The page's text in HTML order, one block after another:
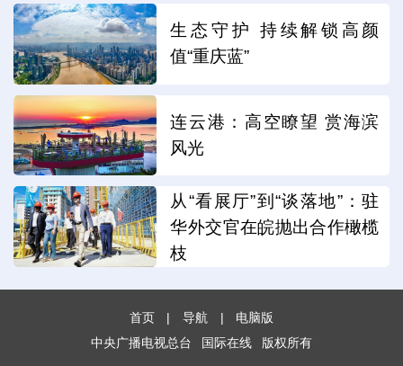
生态守护 持续解锁高颜
值“重庆蓝”
连云港：高空瞭望 赏海滨
风光
从“看展厅”到“谈落地”：驻
华外交官在皖抛出合作橄榄
枝
首页 | 导航 |
电脑版
中央广播电视总台
国际在线 版权所有